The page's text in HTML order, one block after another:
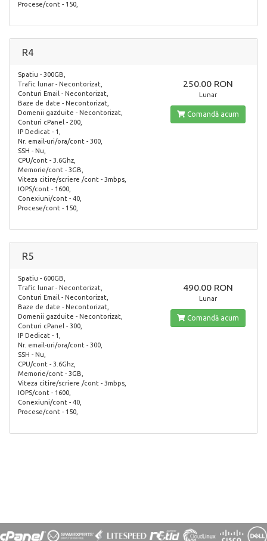
Procese/cont - 150,
R4
Spatiu - 300GB,
Trafic lunar - Necontorizat,
Conturi Email - Necontorizat,
Baze de date - Necontorizat,
Domenii gazduite - Necontorizat,
Conturi cPanel - 200,
IP Dedicat - 1,
Nr. email-uri/ora/cont - 300,
SSH - Nu,
CPU/cont - 3.6Ghz,
Memorie/cont - 3GB,
Viteza citire/scriere /cont - 3mbps,
IOPS/cont - 1600,
Conexiuni/cont - 40,
Procese/cont - 150,
250.00 RON
Lunar
Comandă acum
R5
Spatiu - 600GB,
Trafic lunar - Necontorizat,
Conturi Email - Necontorizat,
Baze de date - Necontorizat,
Domenii gazduite - Necontorizat,
Conturi cPanel - 300,
IP Dedicat - 1,
Nr. email-uri/ora/cont - 300,
SSH - Nu,
CPU/cont - 3.6Ghz,
Memorie/cont - 3GB,
Viteza citire/scriere /cont - 3mbps,
IOPS/cont - 1600,
Conexiuni/cont - 40,
Procese/cont - 150,
490.00 RON
Lunar
Comandă acum